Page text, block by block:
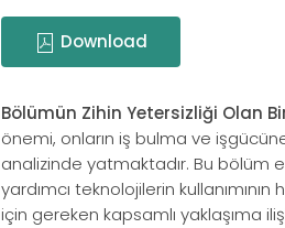
Download
Bölümün Zihin Yetersizliği Olan
önemi, onların iş bulma ve
analizinde yatmaktadır. Bu bölüm
yardımcı teknolojilerin
için gereken kapsamlı yaklaşıma